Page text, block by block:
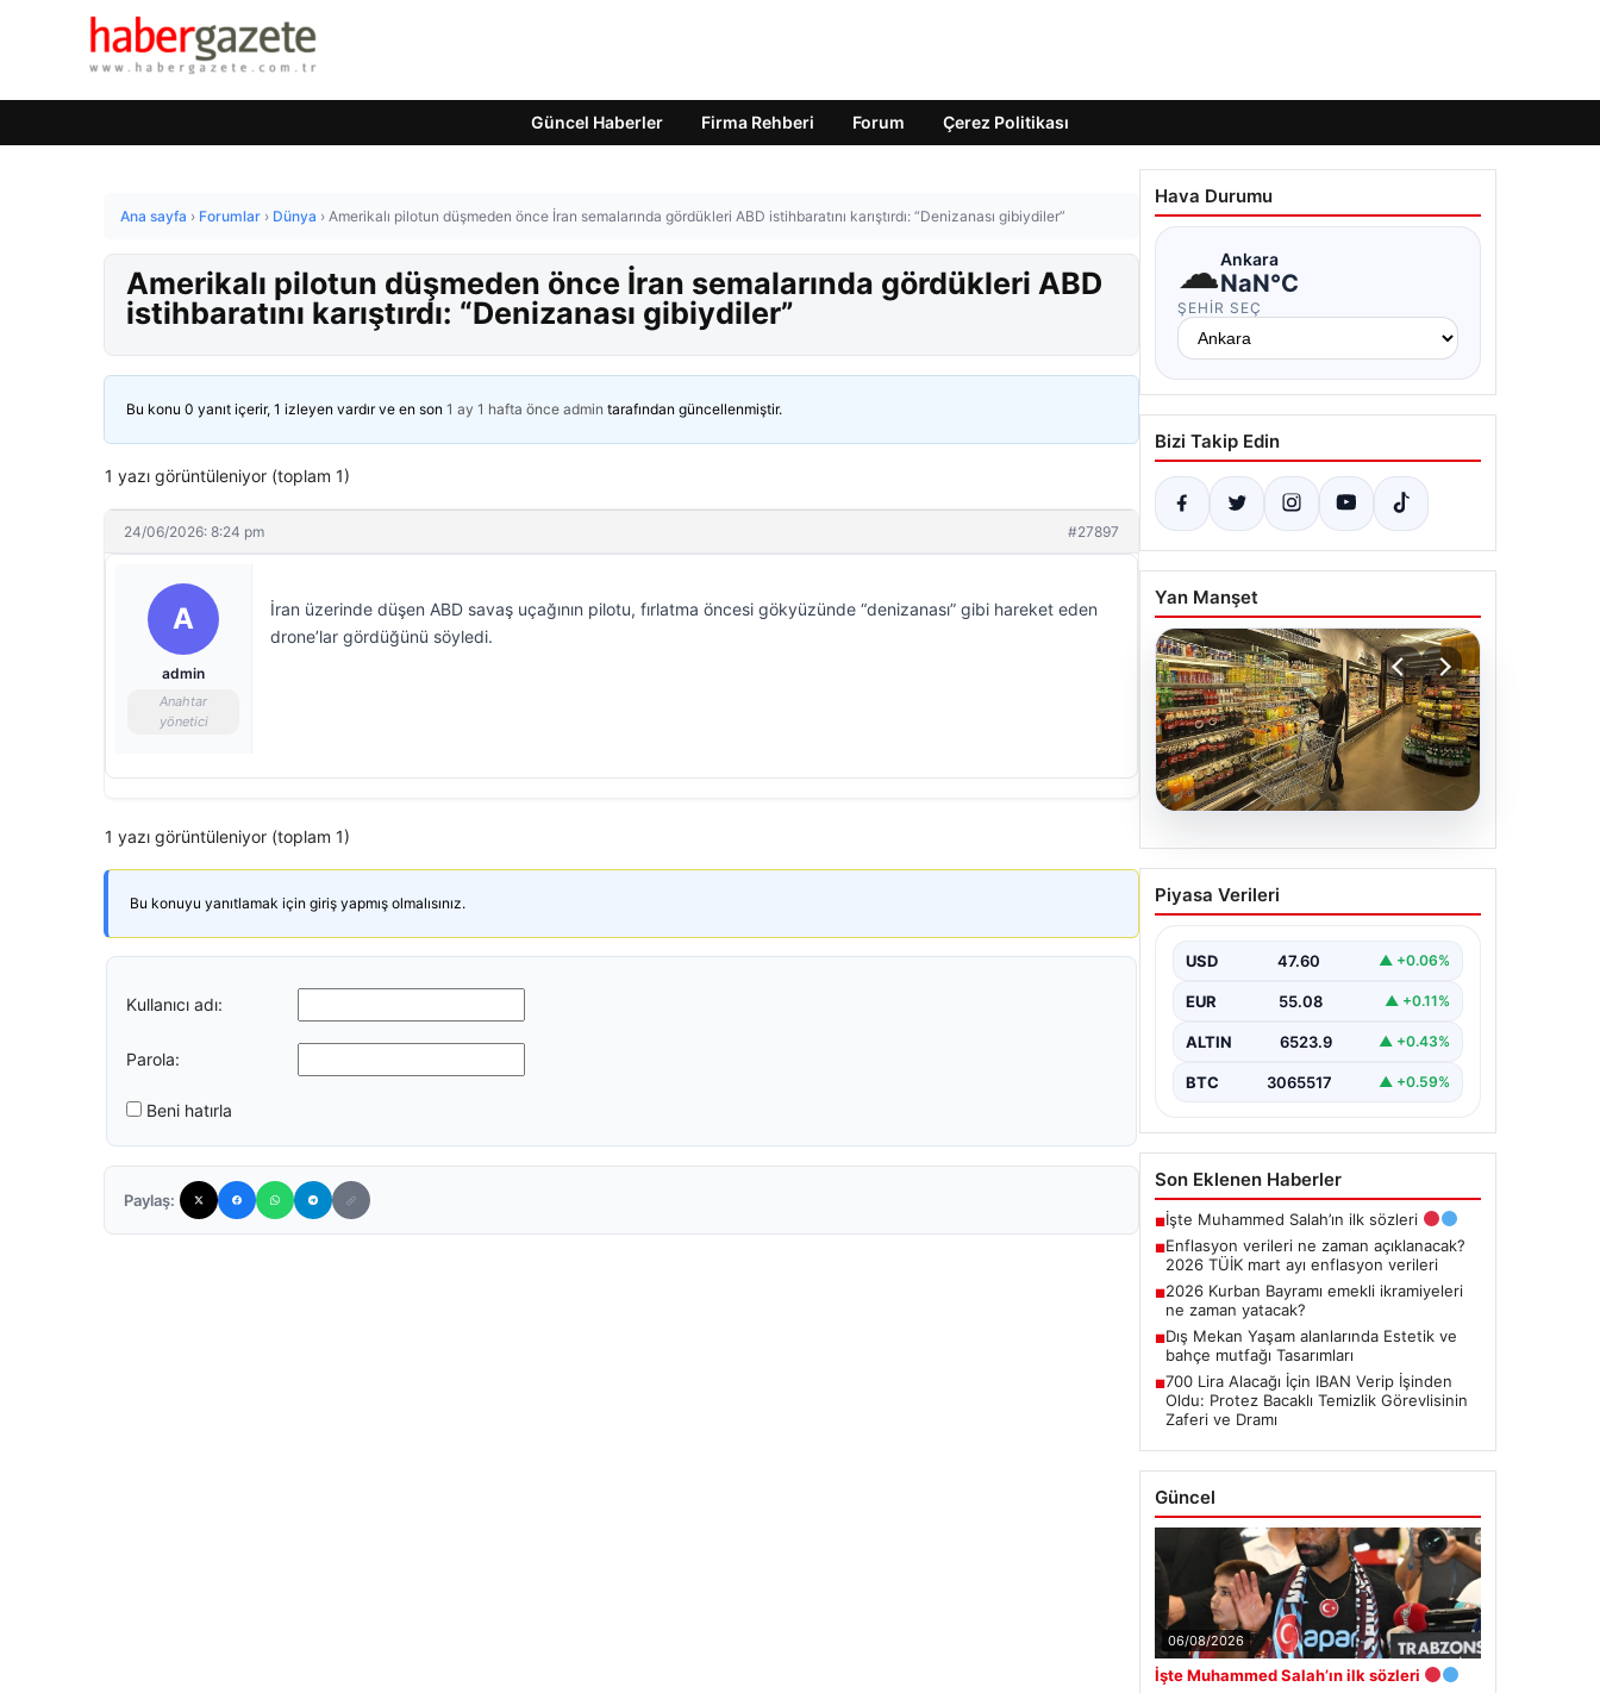
Güncel Haberler Firma Rehberi Forum Çerez Politikası
Ana sayfa › Forumlar › Dünya › Amerikalı pilotun düşmeden önce İran semalarında gördükleri ABD istihbaratını karıştırdı: “Denizanası gibiydiler”
Amerikalı pilotun düşmeden önce İran semalarında gördükleri ABD
istihbaratını karıştırdı: “Denizanası gibiydiler”
Bu konu 0 yanıt içerir, 1 izleyen vardır ve en son 1 ay 1 hafta önce admin tarafından güncellenmiştir.
1 yazı görüntüleniyor (toplam 1)
24/06/2026: 8:24 pm #27897
A
admin
Anahtar
yönetici
İran üzerinde düşen ABD savaş uçağının pilotu, fırlatma öncesi gökyüzünde “denizanası” gibi hareket eden
drone’lar gördüğünü söyledi.
1 yazı görüntüleniyor (toplam 1)
Bu konuyu yanıtlamak için giriş yapmış olmalısınız.
Kullanıcı adı:
Parola:
Beni hatırla
Paylaş:
Hava Durumu
☁Ankara
NaN°C
ŞEHIR SEÇ
Bizi Takip Edin
Yan Manşet
Enflasyon verileri ne
zaman açıklanacak? 2026
verileri
Piyasa Verileri
USD 47.60 ▲ +0.06%
EUR 55.08 ▲ +0.11%
ALTIN 6523.9 ▲ +0.43%
BTC 3065517 ▲ +0.59%
Son Eklenen Haberler
■İşte Muhammed Salah’ın ilk sözleri
■Enflasyon verileri ne zaman açıklanacak?
2026 TÜİK mart ayı enflasyon verileri
■2026 Kurban Bayramı emekli ikramiyeleri
ne zaman yatacak?
■Dış Mekan Yaşam alanlarında Estetik ve
bahçe mutfağı Tasarımları
■700 Lira Alacağı İçin IBAN Verip İşinden
Oldu: Protez Bacaklı Temizlik Görevlisinin
Zaferi ve Dramı
Güncel
06/08/2026
İşte Muhammed Salah’ın ilk sözleri